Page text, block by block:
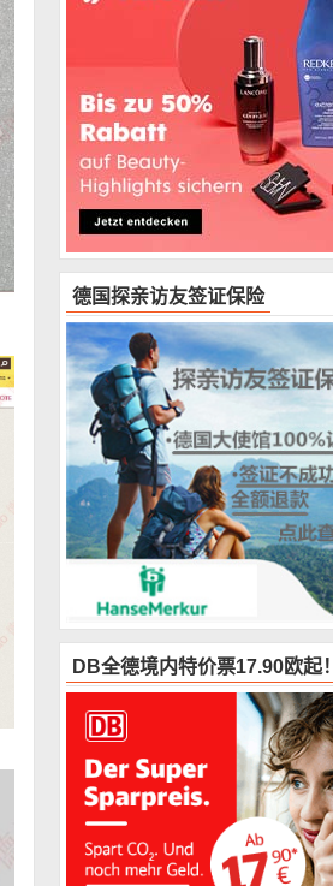
德国探亲访友签证保险
DB全德境内特价票17.90欧起！